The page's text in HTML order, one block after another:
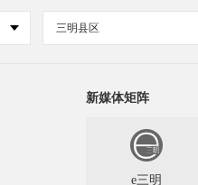
三明县区
新媒体矩阵
e三明